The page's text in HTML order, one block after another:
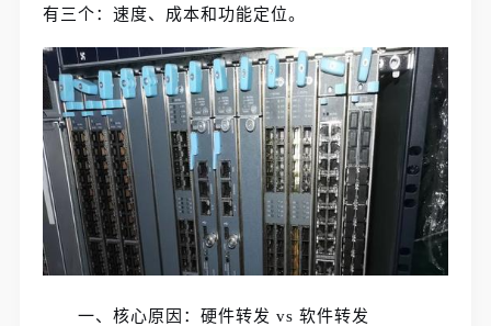
有三个：速度、成本和功能定位。
一、核心原因：硬件转发 vs 软件转发